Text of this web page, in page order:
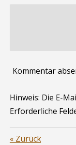
Kommentar
Hinweis: Die E-
Erforderliche
« Zurück